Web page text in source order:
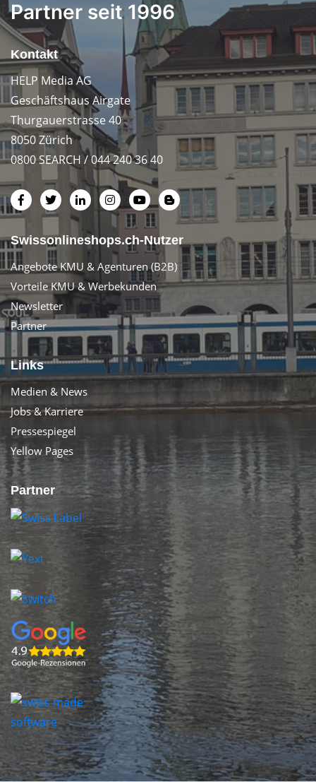
Partner seit 1996
Kontakt
HELP Media AG
Geschäftshaus Airgate
Thurgauerstrasse 40
8050 Zürich
0800 SEARCH / 044 240 36 40
Swissonlineshops.ch-Nutzer
Angebote KMU & Agenturen (B2B)
Vorteile KMU & Werbekunden
Newsletter
Partner
Links
Medien & News
Jobs & Karriere
Pressespiegel
Yellow Pages
Partner